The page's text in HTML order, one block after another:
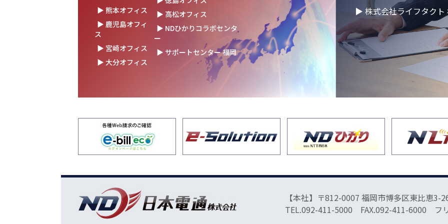
の未来を語る
2025.10.17
結束を深めた2日間！創立50年目の方針発表会
を開催！
2025.10.07
【日本電通グループ内定式開催】2026年度卒
新卒10期生が本社に集まりました！
2025.09.11
松山オフィスお引っ越し！快適空間にアップグ
2025.09.03
湯布院保養所をリノベーションし、9月オープ
ン！～社員とご家族の「心と体のリフレッシュ
拠点」に～
2025.08.25
松山オフィス 事務所移転のお知らせ
2025.08.05
業務効率が劇的に進化！商品ビリンググループ
にRPAを導入しました
▶ 熊本オフィス
▶ 鹿児島オフィ
ス
▶ 宮崎オフィス
▶ 大分オフィス
▶ 高松オフィス
▶ NDひかりコラボセンタ
ー
▶ サポートセンター 福岡
▶ 株式会社ライフタクト
【本社】〒812-0007 福岡市博多区東比恵3-
TEL.092-411-5000 FAX.092-411-6000 フ